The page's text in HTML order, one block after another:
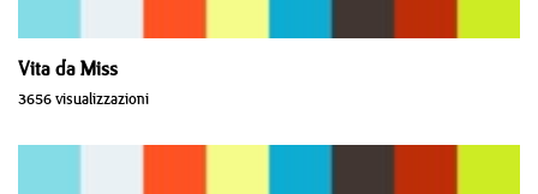
Vita da Miss
3656 visualizzazioni